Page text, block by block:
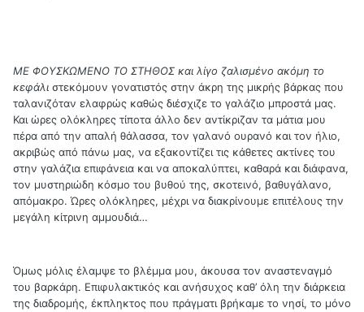
ΜΕ ΦΟΥΣΚΩΜΕΝΟ ΤΟ ΣΤΗΘΟΣ και λίγο ζαλισμένο ακόμη το
κεφάλι στεκόμουν γονατιστός στην άκρη της μικρής βάρκας που
ταλανιζόταν ελαφρώς καθώς διέσχιζε το γαλάζιο μπροστά μας.
Και ώρες ολόκληρες τίποτα άλλο δεν αντίκριζαν τα μάτια μου
πέρα από την απαλή θάλασσα, τον γαλανό ουρανό και τον ήλιο,
ακριβώς από πάνω μας, να εξακοντίζει τις κάθετες ακτίνες του
στην γαλάζια επιφάνεια και να αποκαλύπτει, καθαρά και διάφανα,
τον μυστηριώδη κόσμο του βυθού της, σκοτεινό, βαθυγάλανο,
απόμακρο. Ώρες ολόκληρες, μέχρι να διακρίνουμε επιτέλους την
μεγάλη κίτρινη αμμουδιά…
Όμως μόλις έλαμψε το βλέμμα μου, άκουσα τον αναστεναγμό
του βαρκάρη. Επιφυλακτικός και ανήσυχος καθ’ όλη την διάρκεια
της διαδρομής, έκπληκτος που πράγματι βρήκαμε το νησί, το μόνο